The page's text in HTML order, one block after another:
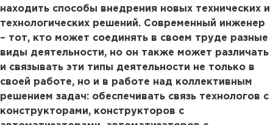
находить способы внедрения новых технических и
технологических решений. Современный инженер
– тот, кто может соединять в своем труде разные
виды деятельности, но он также может различать
и связывать эти типы деятельности не только в
своей работе, но и в работе над коллективным
решением задач: обеспечивать связь технологов с
конструкторами, конструкторов с